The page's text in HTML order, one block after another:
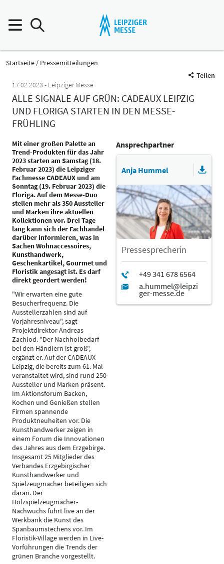
Startseite
Pressemitteilungen
Teilen
17.02.2023
Leipziger Messe
ALLE SIGNALE AUF GRÜN: CADEAUX LEIPZIG
UND FLORIGA STARTEN IN DEN MESSE-
FRÜHLING
Mit einer großen Palette an
Trend-Produkten für das Jahr
2023 starten am Samstag (18.
Februar 2023) die Leipziger
Fachmesse CADEAUX und am
Sonntag (19. Februar 2023) die
Floriga. Auf dem Messe-Duo
stellen mehr als 350 Aussteller
und Marken ihre aktuellen
Kollektionen vor. Drei Tage
lang kann sich der Fachhandel
darüber informieren, was in
Sachen Wohnaccessoires,
Kunsthandwerk,
Geschenkartikel, Gourmet und
Floristik angesagt ist. Es darf
direkt geordert werden!
"Wir erwarten eine gute
Besucherfrequenz. Die
Ausstellerzahlen sind auf
Vorjahresniveau", sagt
Projektdirektor Andreas
Zachlod. "Der Nachholbedarf
bei den Händlern ist groß",
ergänzt er. Auf der CADEAUX
Leipzig, die bereits zum 61. Mal
veranstaltet wird, sind rund 250
Aussteller und Marken präsent.
Im Aktionsforum Backen,
Kochen und Genießen stellen
Firmen spannende
Produktneuheiten vor. Die
Kunsthandwerker zeigen in
einem Forum die Innovationen
des Jahres aus dem Erzgebirge.
Insgesamt 25 Mitglieder des
Verbandes Erzgebirgischer
Kunsthandwerker und
Spielzeugmacher beteiligen sich
daran. Der
Holzspielzeugmacher-
Nachwuchs führt live an der
Werkbank die Kunst des
Spanbaumstechens vor. Im
Floristik-Village werden in Live-
Vorführungen die Trends der
grünen Branche vorgestellt.
Ansprechpartner
Anja Hummel
Pressesprecherin